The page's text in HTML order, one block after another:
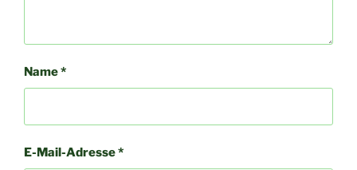
Name*
E-Mail-Adresse*